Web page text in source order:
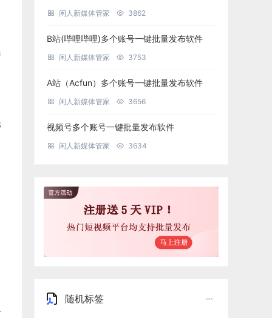
闲人新媒体管家 3862
B站(哔哩哔哩)多个账号一键批量发布软件
闲人新媒体管家 3753
A站（Acfun）多个账号一键批量发布软件
闲人新媒体管家 3656
视频号多个账号一键批量发布软件
闲人新媒体管家 3634
随机标签